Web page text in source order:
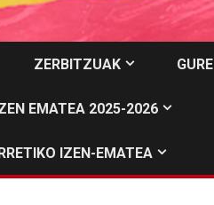
ZERBITZUAK
EMATEA 2025-2026
IZEN-EMATEA